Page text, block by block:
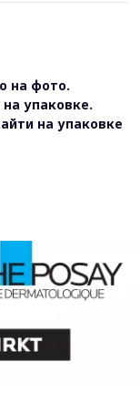
на фото.
упаковке.
на упаковке